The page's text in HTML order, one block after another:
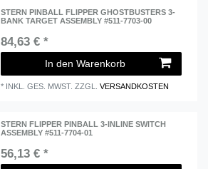
STERN PINBALL FLIPPER GHOSTBUSTERS 3-
BANK TARGET ASSEMBLY #511-7703-00
84,63 € *
In den Warenkorb
* INKL. GES. MWST. ZZGL.VERSANDKOSTEN
STERN FLIPPER PINBALL 3-INLINE SWITCH
ASSEMBLY #511-7704-01
56,13 € *